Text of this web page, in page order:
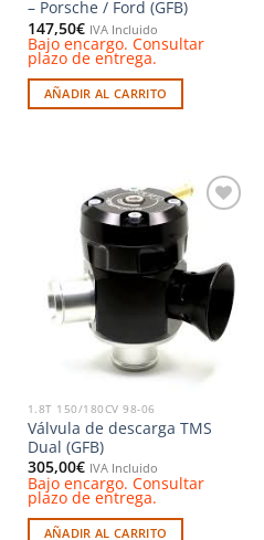
– Porsche / Ford (GFB)
147,50€ IVA Incluido
Bajo encargo. Consultar
plazo de entrega.
AÑADIR AL CARRITO
deseos
1.8T 150/180CV 98-06
Válvula de descarga TMS
Dual (GFB)
305,00€ IVA Incluido
Bajo encargo. Consultar
plazo de entrega.
AÑADIR AL CARRITO